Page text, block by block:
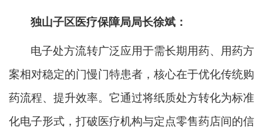
独山子区医疗保障局局长徐斌：
电子处方流转广泛应用于需长期用药、用药方
案相对稳定的门慢门特患者，核心在于优化传统购
药流程、提升效率。它通过将纸质处方转化为标准
化电子形式，打破医疗机构与定点零售药店间的信